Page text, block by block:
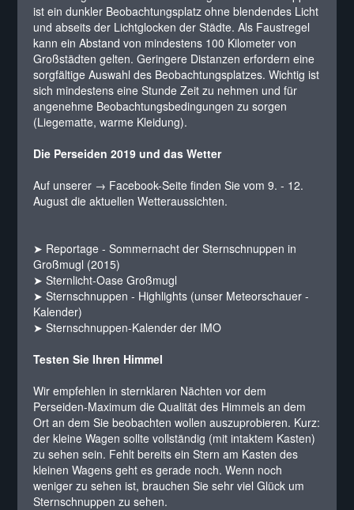
ist ein dunkler Beobachtungsplatz ohne blendendes Licht
und abseits der Lichtglocken der Städte. Als Faustregel
kann ein Abstand von mindestens 100 Kilometer von
Großstädten gelten. Geringere Distanzen erfordern eine
sorgfältige Auswahl des Beobachtungsplatzes. Wichtig ist
sich mindestens eine Stunde Zeit zu nehmen und für
angenehme Beobachtungsbedingungen zu sorgen
(Liegematte, warme Kleidung).
Die Perseiden 2019 und das Wetter
Auf unserer → Facebook-Seite finden Sie vom 9. - 12.
August die aktuellen Wetteraussichten.
➤ Reportage - Sommernacht der Sternschnuppen in
Großmugl (2015)
➤ Sternlicht-Oase Großmugl
➤ Sternschnuppen - Highlights (unser Meteorschauer -
Kalender)
➤ Sternschnuppen-Kalender der IMO
Testen Sie Ihren Himmel
Wir empfehlen in sternklaren Nächten vor dem
Perseiden-Maximum die Qualität des Himmels an dem
Ort an dem Sie beobachten wollen auszuprobieren. Kurz:
der kleine Wagen sollte vollständig (mit intaktem Kasten)
zu sehen sein. Fehlt bereits ein Stern am Kasten des
kleinen Wagens geht es gerade noch. Wenn noch
weniger zu sehen ist, brauchen Sie sehr viel Glück um
Sternschnuppen zu sehen.